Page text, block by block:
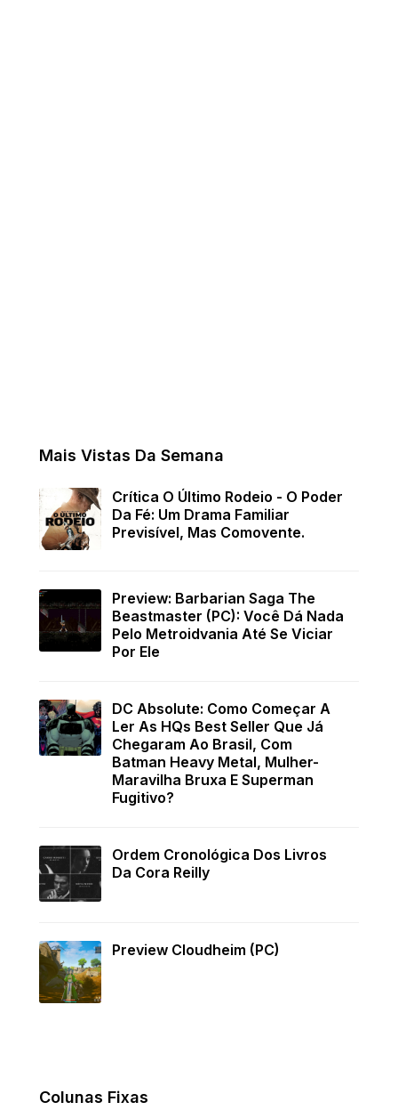
Mais Vistas Da Semana
Crítica O Último Rodeio - O Poder
Da Fé: Um Drama Familiar
Previsível, Mas Comovente.
Preview: Barbarian Saga The
Beastmaster (PC): Você Dá Nada
Pelo Metroidvania Até Se Viciar
Por Ele
DC Absolute: Como Começar A
Ler As HQs Best Seller Que Já
Chegaram Ao Brasil, Com
Batman Heavy Metal, Mulher-
Maravilha Bruxa E Superman
Fugitivo?
Ordem Cronológica Dos Livros
Da Cora Reilly
Preview Cloudheim (PC)
Colunas Fixas